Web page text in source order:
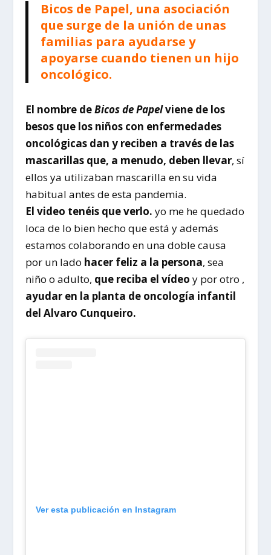
Bicos de Papel, una asociación
que surge de la unión de unas
familias para ayudarse y
apoyarse cuando tienen un hijo
oncológico.
El nombre deBicos de Papelviene de los
besos que los niños con enfermedades
oncológicas dan y reciben a través de las
mascarillas que, a menudo, deben llevar, sí
ellos ya utilizaban mascarilla en su vida
habitual antes de esta pandemia.
El video tenéis que verlo. yo me he quedado
loca de lo bien hecho que está y además
estamos colaborando en una doble causa
por un lado hacer feliz a la persona, sea
niño o adulto, que reciba el vídeo y por otro ,
ayudar en la planta de oncología infantil
del Alvaro Cunqueiro.
Ver esta publicación en Instagram